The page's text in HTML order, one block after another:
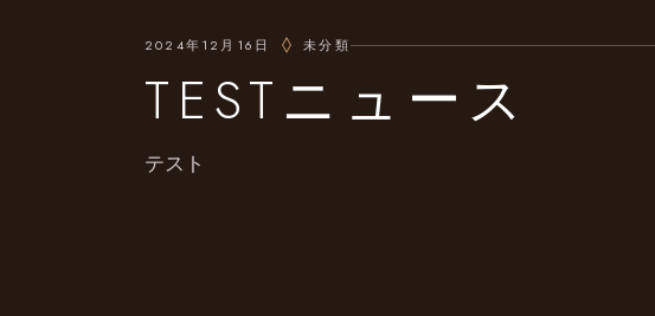
2024年12月16日 未分類
TESTニュース
テスト